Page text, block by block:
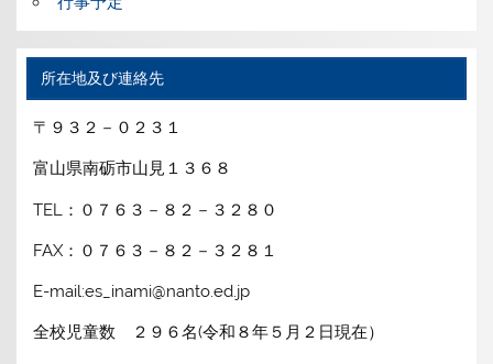
所在地及び連絡先
〒９３２－０２３１
富山県南砺市山見１３６８
TEL：０７６３－８２－３２８０
FAX：０７６３－８２－３２８１
E-mail:es_inami@nanto.ed.jp
全校児童数 ２９６名(令和８年５月２日現在）